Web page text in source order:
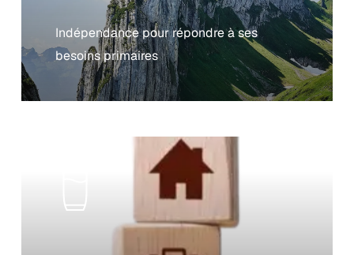
Indépendance pour répondre à ses
besoins primaires